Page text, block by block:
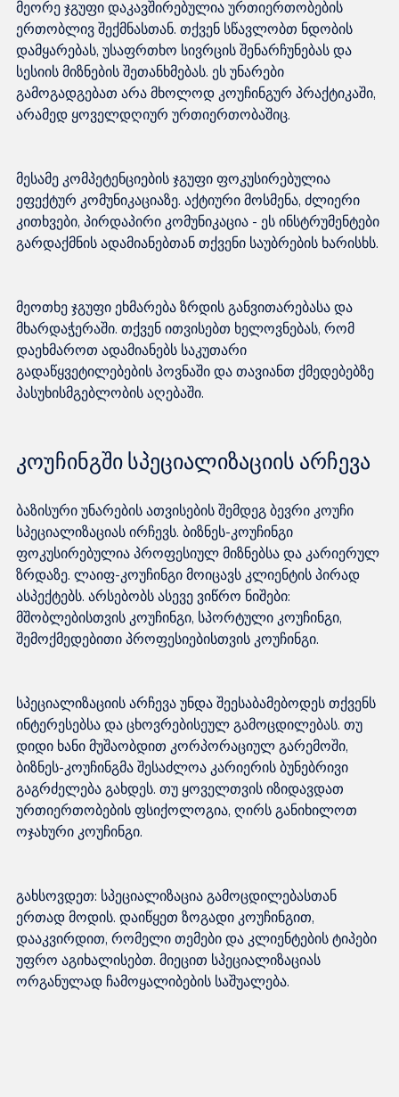
მეორე ჯგუფი დაკავშირებულია ურთიერთობების
ერთობლივ შექმნასთან. თქვენ სწავლობთ ნდობის
დამყარებას, უსაფრთხო სივრცის შენარჩუნებას და
სესიის მიზნების შეთანხმებას. ეს უნარები
გამოგადგებათ არა მხოლოდ კოუჩინგურ პრაქტიკაში,
მესამე კომპეტენციების ჯგუფი ფოკუსირებულია
ეფექტურ კომუნიკაციაზე. აქტიური მოსმენა, ძლიერი
კითხვები, პირდაპირი კომუნიკაცია - ეს ინსტრუმენტები
მეოთხე ჯგუფი ეხმარება ზრდის განვითარებასა და
მხარდაჭერაში. თქვენ ითვისებთ ხელოვნებას, რომ
დაეხმაროთ ადამიანებს საკუთარი
გადაწყვეტილებების პოვნაში და თავიანთ ქმედებებზე
კოუჩინგში სპეციალიზაციის არჩევა
ბაზისური უნარების ათვისების შემდეგ ბევრი კოუჩი
სპეციალიზაციას ირჩევს. ბიზნეს-კოუჩინგი
ფოკუსირებულია პროფესიულ მიზნებსა და კარიერულ
ზრდაზე. ლაიფ-კოუჩინგი მოიცავს კლიენტის პირად
ასპექტებს. არსებობს ასევე ვიწრო ნიშები:
მშობლებისთვის კოუჩინგი, სპორტული კოუჩინგი,
სპეციალიზაციის არჩევა უნდა შეესაბამებოდეს თქვენს
ინტერესებსა და ცხოვრებისეულ გამოცდილებას. თუ
დიდი ხანი მუშაობდით კორპორაციულ გარემოში,
ბიზნეს-კოუჩინგმა შესაძლოა კარიერის ბუნებრივი
გაგრძელება გახდეს. თუ ყოველთვის იზიდავდათ
ურთიერთობების ფსიქოლოგია, ღირს განიხილოთ
გახსოვდეთ: სპეციალიზაცია გამოცდილებასთან
ერთად მოდის. დაიწყეთ ზოგადი კოუჩინგით,
დააკვირდით, რომელი თემები და კლიენტების ტიპები
უფრო აგიხალისებთ. მიეცით სპეციალიზაციას